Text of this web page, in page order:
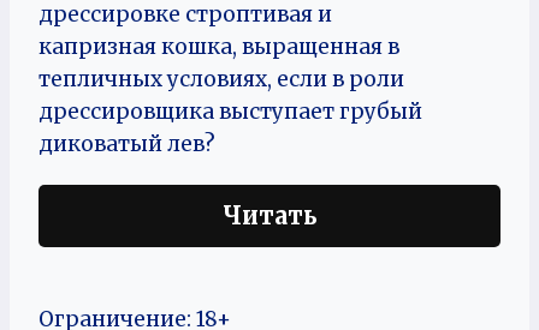
дрессировке строптивая и
капризная кошка, выращенная в
тепличных условиях, если в роли
дрессировщика выступает грубый
диковатый лев?
Читать
Ограничение: 18+